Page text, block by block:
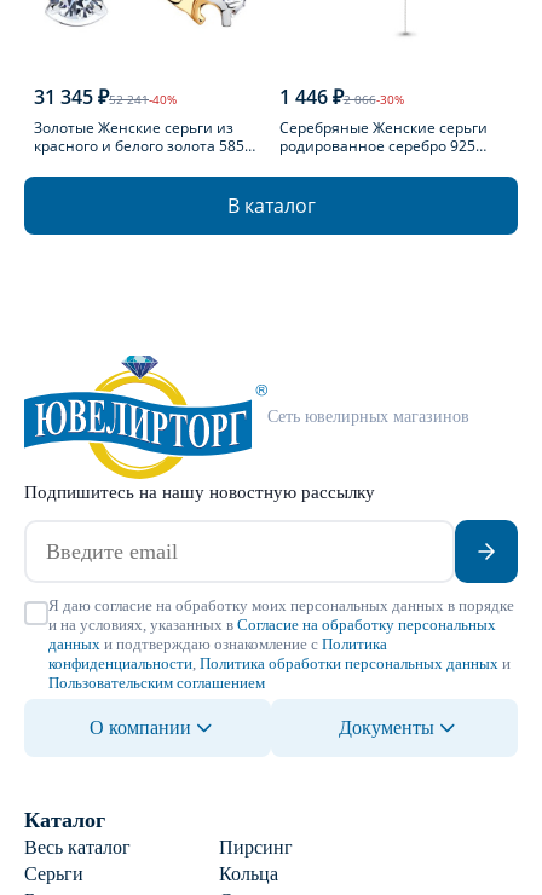
31 345 ₽52 241-40%
Золотые Женские серьги из
красного и белого золота 585
1 446 ₽2 066-30%
Серебряные Женские серьги
родированное серебро 925
В каталог
Сеть ювелирных магазинов
Подпишитесь на нашу новостную рассылку
Я даю согласие на обработку моих персональных данных в порядке
и на условиях, указанных в Согласие на обработку персональных
данных и подтверждаю ознакомление с Политика
конфиденциальности Политика обработки персональных данных и
Пользовательским соглашением
О компании Документы
Каталог
Весь каталог
Пирсинг
Серьги
Кольца